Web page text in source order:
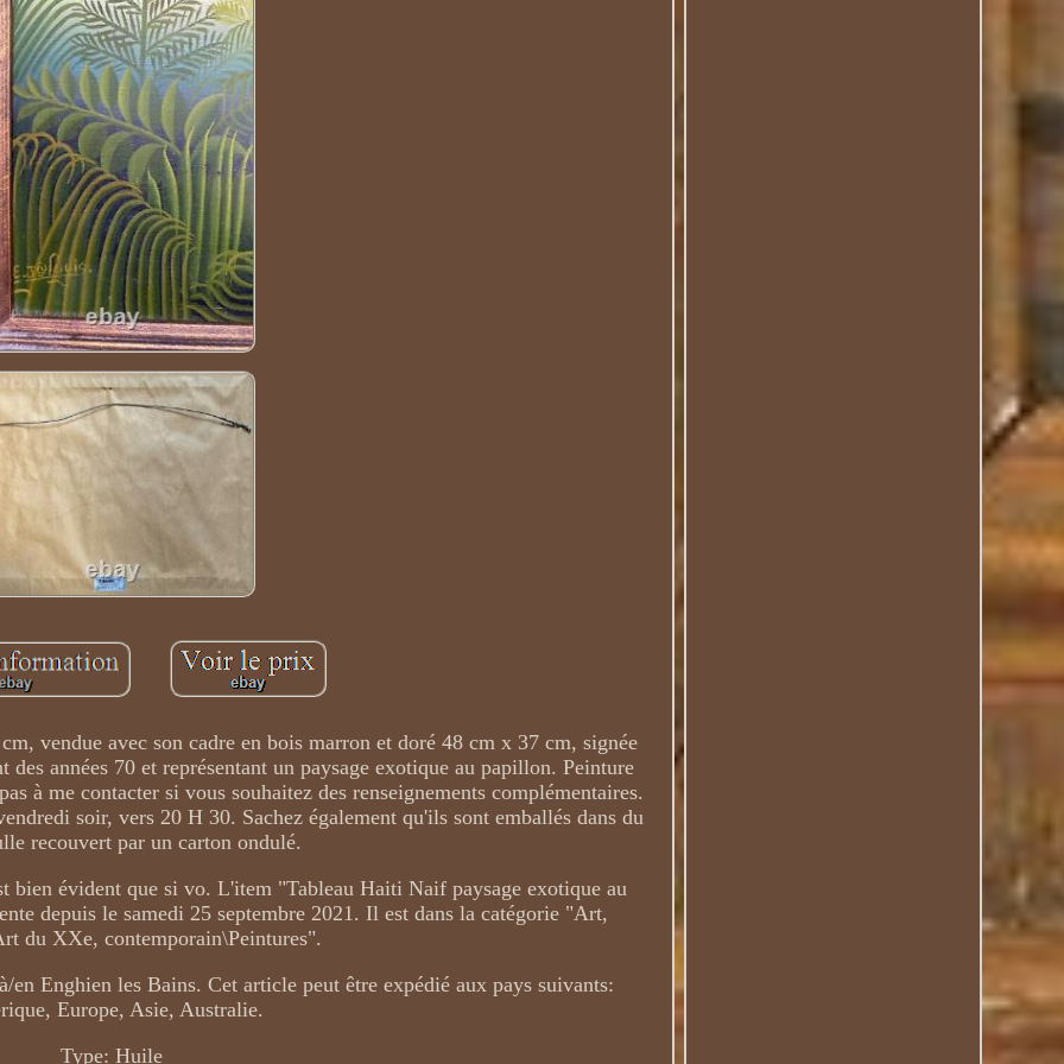
vendue avec son cadre en bois marron et doré 48 cm x 37 cm, signée
années 70 et représentant un paysage exotique au papillon. Peinture
à me contacter si vous souhaitez des renseignements complémentaires.
soir, vers 20 H 30. Sachez également qu'ils sont emballés dans du
recouvert par un carton ondulé.
bien évident que si vo. L'item "Tableau Haiti Naif paysage exotique au
depuis le samedi 25 septembre 2021. Il est dans la catégorie "Art,
du XXe, contemporain\Peintures".
Enghien les Bains. Cet article peut être expédié aux pays suivants:
Europe, Asie, Australie.
Type: Huile